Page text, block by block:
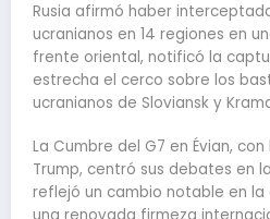
Rusia afirmó haber
ucranianos en 14 regiones en
frente oriental, notificó la
estrecha el cerco sobre los
ucranianos de Sloviansk y
La Cumbre del G7 en Évian,
Trump, centró sus debates en
reflejó un cambio notable en la